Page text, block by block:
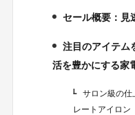
セール概要：見
3.
注目のアイテム
活を豊かにする家
3-1.サロン級の仕
レートアイロン